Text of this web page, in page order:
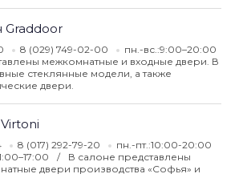
Graddoor
8 (029) 749-02-00
пн.-вс.:9:00–20:00
межкомнатные и входные двери. В
стеклянные модели, а также
двери.
8 (017) 292-79-20
пн.-пт.:10:00-20:00
В салоне представлены
двери производства «Софья» и